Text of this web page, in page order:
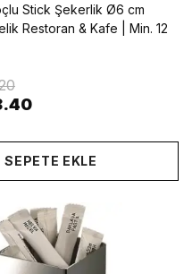
Stick Şekerlik Ø6 cm
Restoran & Kafe | Min. 12
SEPETE EKLE